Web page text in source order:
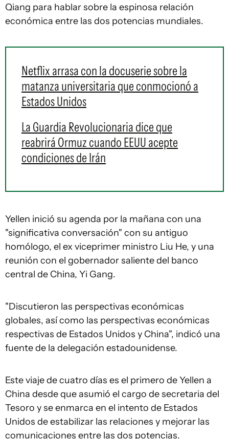
Qiang para hablar sobre la espinosa relación
económica entre las dos potencias mundiales.
Netflix arrasa con la docuserie sobre la
matanza universitaria que conmocionó a
Estados Unidos
La Guardia Revolucionaria dice que
reabrirá Ormuz cuando EEUU acepte
condiciones de Irán
Yellen inició su agenda por la mañana con una
"significativa conversación" con su antiguo
homólogo, el ex viceprimer ministro Liu He, y una
reunión con el gobernador saliente del banco
central de China, Yi Gang.
"Discutieron las perspectivas económicas
globales, así como las perspectivas económicas
respectivas de Estados Unidos y China", indicó una
fuente de la delegación estadounidense.
Este viaje de cuatro días es el primero de Yellen a
China desde que asumió el cargo de secretaria del
Tesoro y se enmarca en el intento de Estados
Unidos de estabilizar las relaciones y mejorar las
comunicaciones entre las dos potencias.